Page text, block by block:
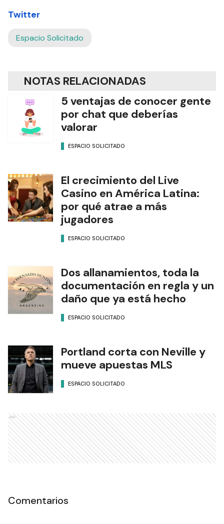
Twitter
Espacio Solicitado
NOTAS RELACIONADAS
5 ventajas de conocer gente
por chat que deberías
valorar
ESPACIO SOLICITADO
El crecimiento del Live
Casino en América Latina:
por qué atrae a más
jugadores
ESPACIO SOLICITADO
Dos allanamientos, toda la
documentación en regla y un
daño que ya está hecho
ESPACIO SOLICITADO
Portland corta con Neville y
mueve apuestas MLS
ESPACIO SOLICITADO
Ads
Comentarios